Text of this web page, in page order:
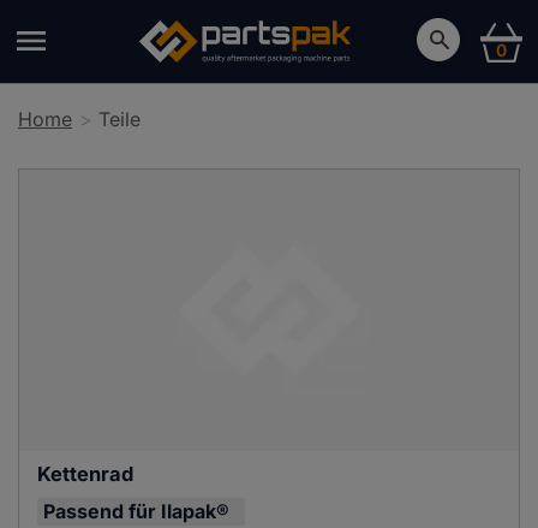
0
Home Teile
Kettenrad
Passend für Ilapak®